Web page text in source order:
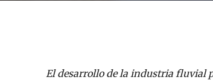
El desarrollo de la industria fluvial